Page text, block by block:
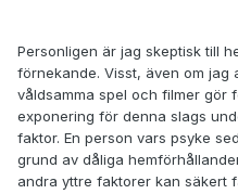
Personligen är jag skeptisk till
förnekande. Visst, även om
våldsamma spel och filmer gör
exponering för denna slags
faktor. En person vars psyke
grund av dåliga
andra yttre faktorer kan säkert